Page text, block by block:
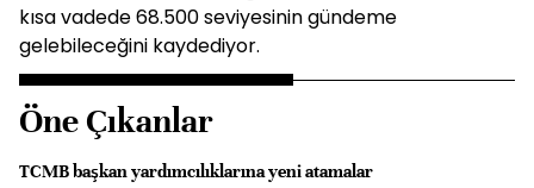
kısa vadede 68.500 seviyesinin gündeme
gelebileceğini kaydediyor.
Öne Çıkanlar
TCMB başkan yardımcılıklarına yeni atamalar